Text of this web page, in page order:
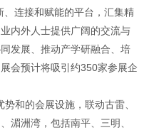
、连接和赋能的平台，汇集精
内外人士提供广阔的交流与
发展、推动产学研融合、培
会预计将吸引约350家参展企
和的会展设施，联动古雷、
湄洲湾，包括南平、三明、